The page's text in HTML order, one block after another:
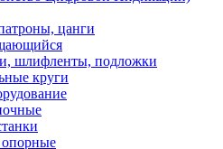
цанги
шлифленты, подложки
круги